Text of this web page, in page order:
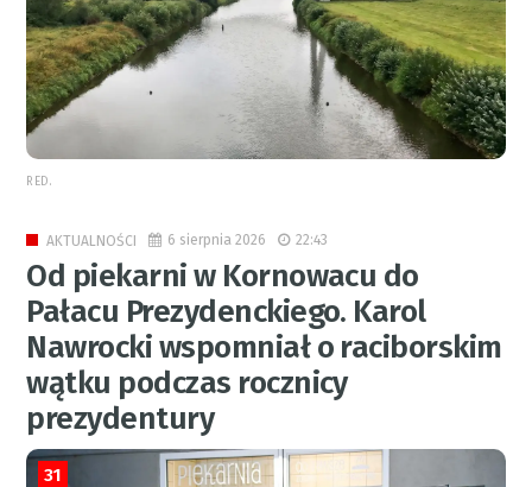
RED.
AKTUALNOŚCI 6 sierpnia 2026 22:43
Od piekarni w Kornowacu do
Pałacu Prezydenckiego. Karol
Nawrocki wspomniał o raciborskim
wątku podczas rocznicy
prezydentury
31